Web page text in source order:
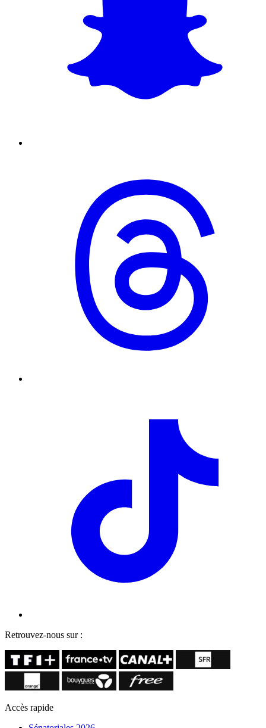
Retrouvez-nous sur :
Accès rapide